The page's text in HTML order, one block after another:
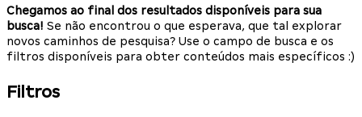
Chegamos ao final dos resultados disponíveis para sua
busca! Se não encontrou o que esperava, que tal explorar
novos caminhos de pesquisa? Use o campo de busca e os
filtros disponíveis para obter conteúdos mais específicos :)
Filtros